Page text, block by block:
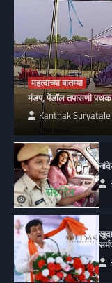
महत्वाच्या बातम्या
मंडप, पेंडॉल तपासणी
Kanthak Suryatale